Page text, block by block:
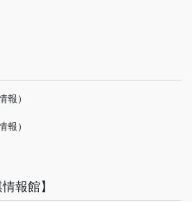
報）
報）
報館】